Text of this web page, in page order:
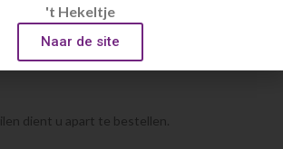
De Easy Up tenten zijn gemakkelijk zelf op te
dient u apart te bestellen.
't Hekeltje
Naar de site